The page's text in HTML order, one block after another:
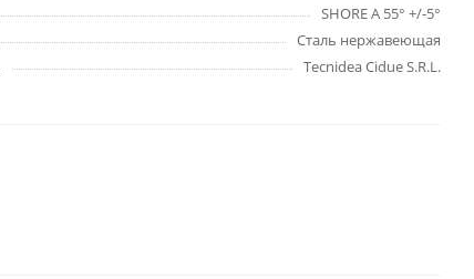
SHORE A 55° +/-5°
Сталь нержавеющая
Tecnidea Cidue S.R.L.